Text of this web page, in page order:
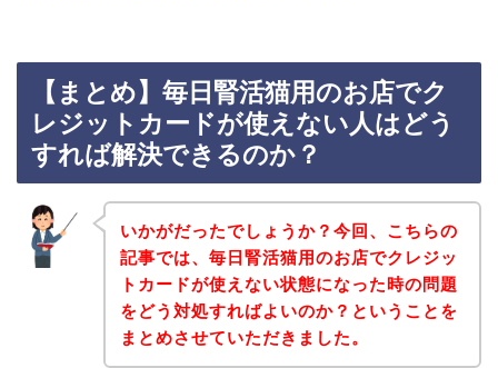
【まとめ】毎日腎活猫用のお店でク
レジットカードが使えない人はどう
すれば解決できるのか？
いかがだったでしょうか？今回、こちらの
記事では、毎日腎活猫用のお店でクレジッ
トカードが使えない状態になった時の問題
をどう対処すればよいのか？ということを
まとめさせていただきました。